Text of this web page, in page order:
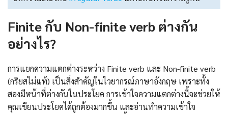
Finite กับ Non-finite verb ต่างกัน
อย่างไร?
การแยกความแตกต่างระหว่าง Finite verb และ Non-finite verb
(กริยสไม่แท้) เป็นสิ่งสำคัญในไวยากรณ์ภาษาอังกฤษ เพราะทั้ง
สองมีหน้าที่ต่างกันในประโยค การเข้าใจความแตกต่างนี้จะช่วยให้
คุณเขียนประโยคได้ถูกต้องมากขึ้น และอ่านทำความเข้าใจ